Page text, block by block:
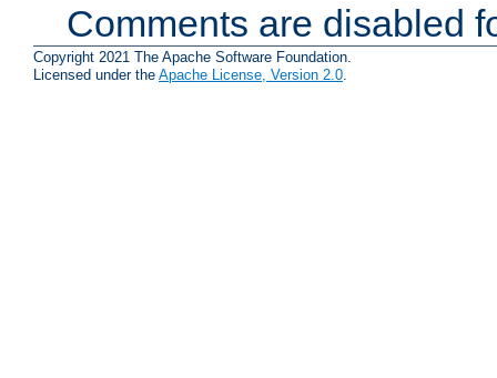
Comments are disabled
Copyright 2021 The Apache Software Foundation.
Licensed under the Apache License, Version 2.0.